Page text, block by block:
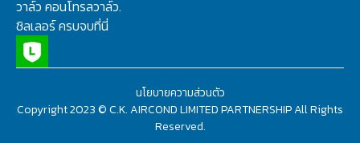
วาล์ว คอนโทรลวาล์ว.
ชิลเลอร์ ครบจบที่นี่
Copyright 2023 © C.K. AIRCOND LIMITED PARTNERSHIP All Rights
Reserved.
นโยบายความส่วนตัว